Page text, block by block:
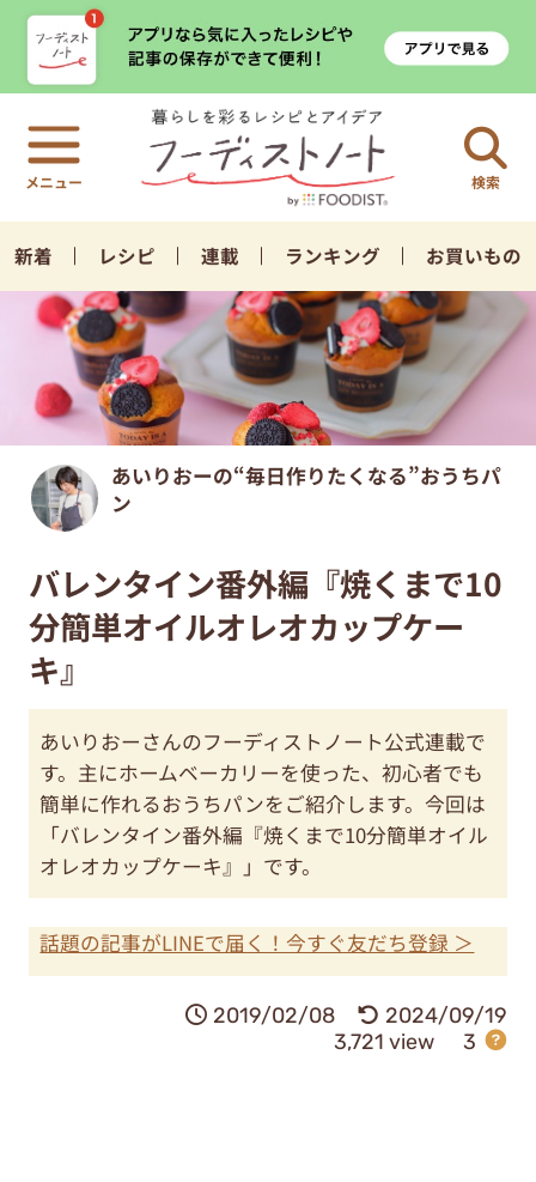
検索
新着 レシピ 連載 ランキング お買いもの
あいりおーの“毎日作りたくなる”おうちパ
ン
バレンタイン番外編『焼くまで10
分簡単オイルオレオカップケー
キ』
あいりおーさんのフーディストノート公式連載で
す。主にホームベーカリーを使った、初心者でも
簡単に作れるおうちパンをご紹介します。今回は
「バレンタイン番外編『焼くまで10分簡単オイル
オレオカップケーキ』」です。
話題の記事がLINEで届く！今すぐ友だち登録 ＞
2019/02/08
2024/09/19
3,721 view
3